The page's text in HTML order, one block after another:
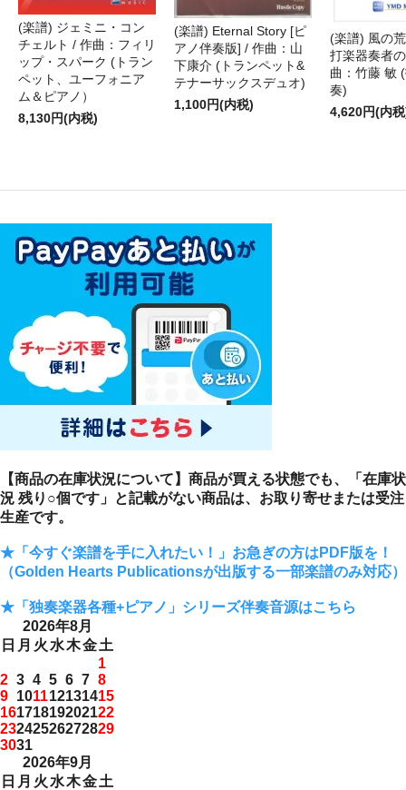
(楽譜) ジェミニ・コン
チェルト / 作曲：フィリ
ップ・スパーク (トラン
ペット、ユーフォニア
ム＆ピアノ）
8,130円(内税)
(楽譜) Eternal Story [ピ
アノ伴奏版] / 作曲：山
下康介 (トランペット&
テナーサックスデュオ)
1,100円(内税)
(楽譜) 風の
打楽器奏者
曲：竹藤 敏
奏)
4,620円(内
【商品の在庫状況について】商品が買える状態でも、「在庫状
況 残り○個です」と記載がない商品は、お取り寄せまたは受注
生産です。
★「今すぐ楽譜を手に入れたい！」お急ぎの方はPDF版を！
（Golden Hearts Publicationsが出版する一部楽譜のみ対応）
★「独奏楽器各種+ピアノ」シリーズ伴奏音源はこちら
2026年8月
日 月 火 水木金土
1
2 3 4 5 6 7 8
9 101112131415
16171819202122
23242526272829
3031
2026年9月
日 月 火 水木金土